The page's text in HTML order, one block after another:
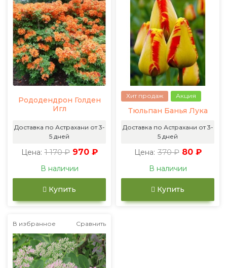
Рододендрон Голден
Игл
Доставка по Астрахани от 3-
5 дней
Цена: 1 170 ₽ 970 ₽
В наличии
Купить
Хит продаж Акция
Тюльпан Банья Лука
Доставка по Астрахани от 3-
5 дней
Цена: 370 ₽ 80 ₽
В наличии
Купить
В избранное Сравнить